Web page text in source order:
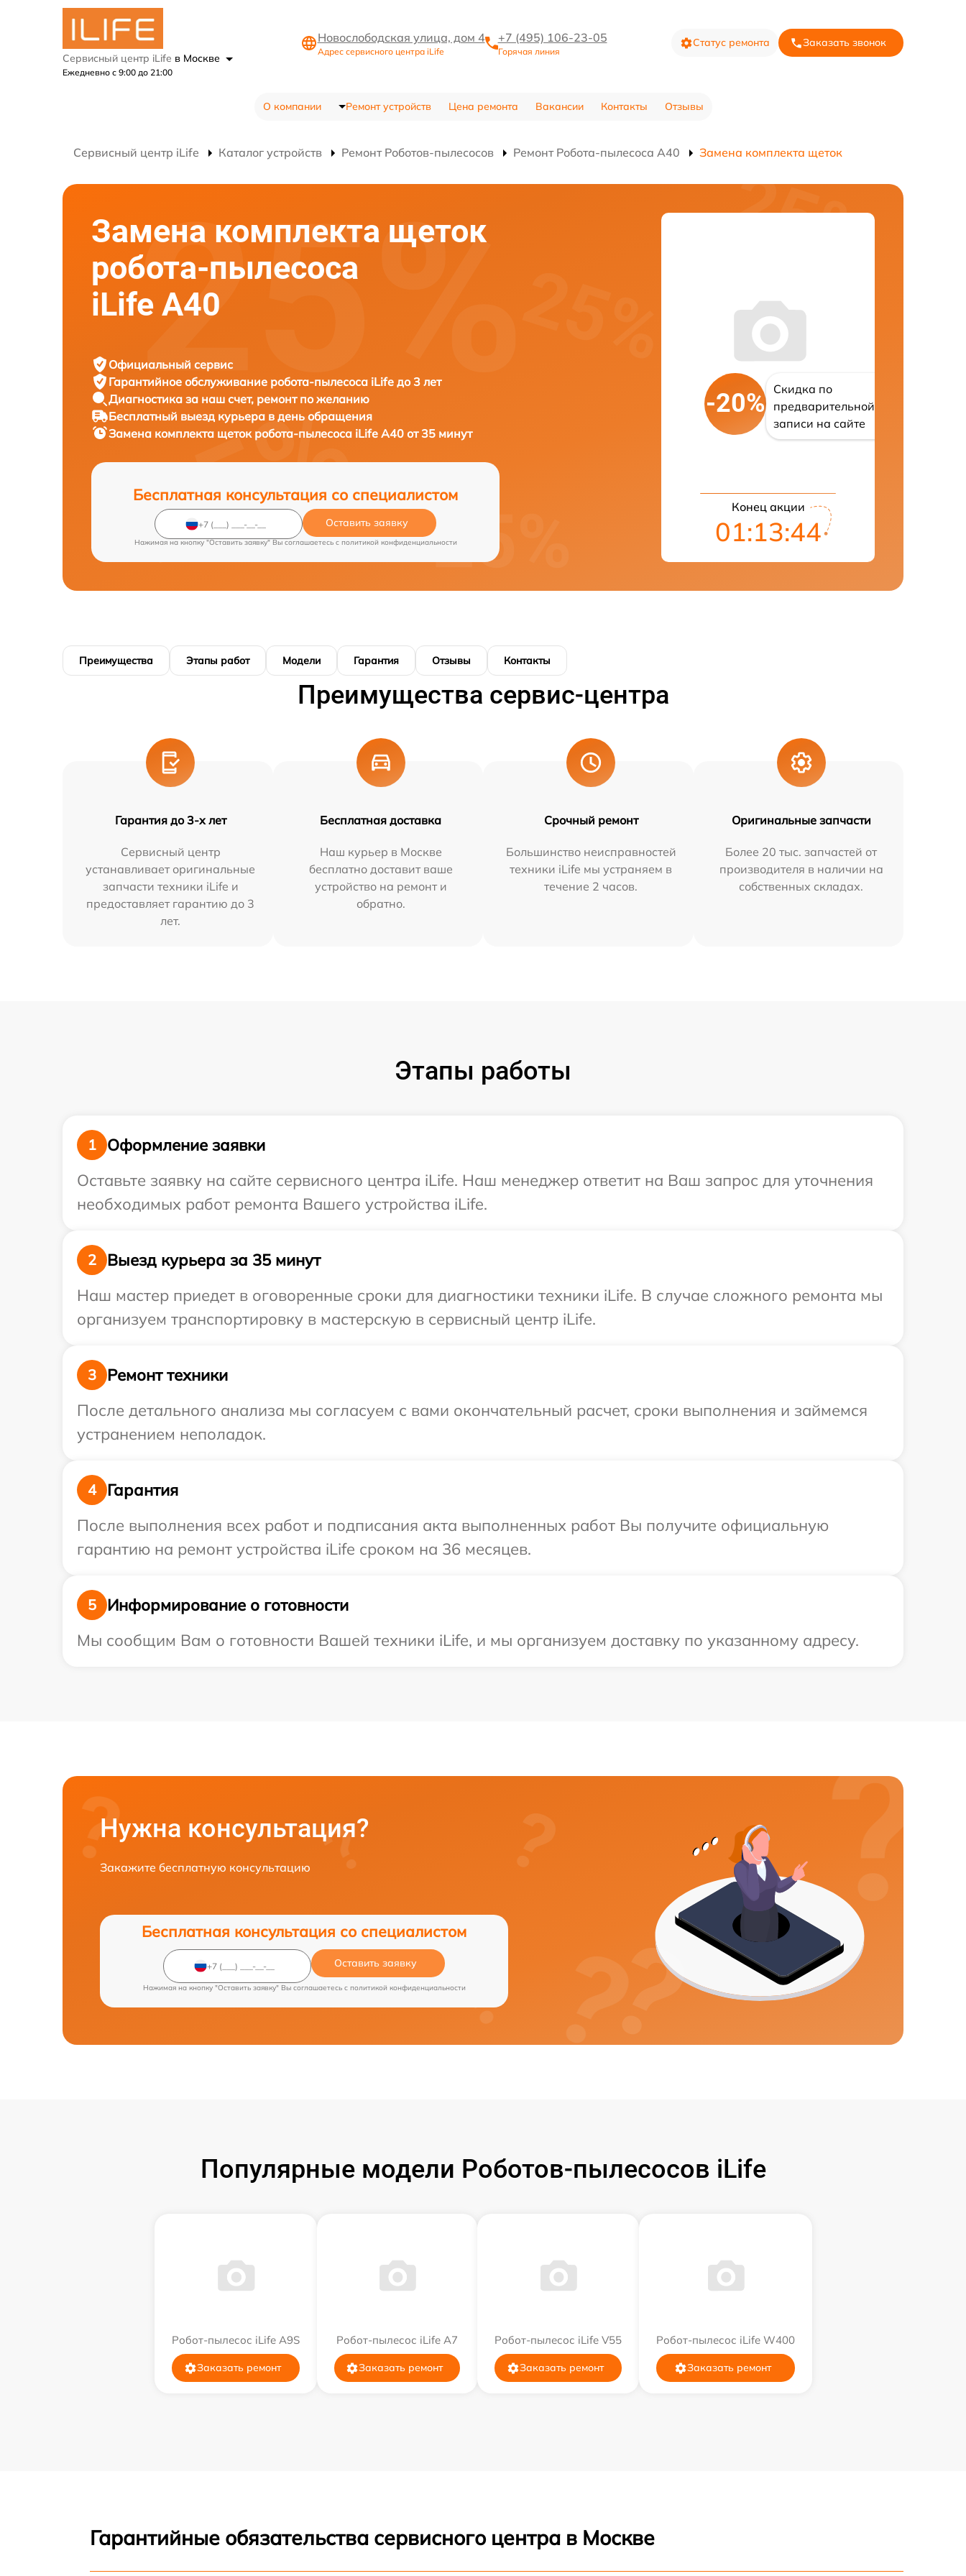
Сервисный центр iLife в Москве
Ежедневно с 9:00 до 21:00
Новослободская улица, дом 4
Адрес сервисного центра iLife
+7 (495) 106-23-05
Горячая линия
Статус ремонта Заказать звонок
О компании Ремонт устройств Цена ремонта Вакансии Контакты Отзывы
Сервисный центр iLife Каталог устройств Ремонт Роботов-пылесосов Ремонт Робота-пылесоса A40 Замена комплекта щеток
Замена комплекта щеток
робота-пылесоса
iLife A40
Официальный сервис
Гарантийное обслуживание робота-пылесоса iLife до 3 лет
Диагностика за наш счет, ремонт по желанию
Бесплатный выезд курьера в день обращения
Замена комплекта щеток робота-пылесоса iLife A40 от 35 минут
Бесплатная консультация со специалистом
Оставить заявку
Нажимая на кнопку "Оставить заявку" Вы соглашаетесь c политикой конфиденциальности
-20%
Скидка по
предварительной
записи на сайте
Конец акции
01:13:43
Преимущества Этапы работ Модели Гарантия Отзывы Контакты
Преимущества сервис-центра
Гарантия до 3-х лет
Сервисный центр
устанавливает оригинальные
запчасти техники iLife и
предоставляет гарантию до 3
лет.
Бесплатная доставка
Наш курьер в Москве
бесплатно доставит ваше
устройство на ремонт и
обратно.
Срочный ремонт
Большинство неисправностей
техники iLife мы устраняем в
течение 2 часов.
Оригинальные запчасти
Более 20 тыс. запчастей от
производителя в наличии на
собственных складах.
Этапы работы
1
Оформление заявки
Оставьте заявку на сайте сервисного центра iLife. Наш менеджер ответит на Ваш запрос для уточнения
необходимых работ ремонта Вашего устройства iLife.
2
Выезд курьера за 35 минут
Наш мастер приедет в оговоренные сроки для диагностики техники iLife. В случае сложного ремонта мы
организуем транспортировку в мастерскую в сервисный центр iLife.
3
Ремонт техники
После детального анализа мы согласуем с вами окончательный расчет, сроки выполнения и займемся
устранением неполадок.
4
Гарантия
После выполнения всех работ и подписания акта выполненных работ Вы получите официальную
гарантию на ремонт устройства iLife сроком на 36 месяцев.
5
Информирование о готовности
Мы сообщим Вам о готовности Вашей техники iLife, и мы организуем доставку по указанному адресу.
Нужна консультация?
Закажите бесплатную консультацию
Бесплатная консультация со специалистом
Оставить заявку
Нажимая на кнопку "Оставить заявку" Вы соглашаетесь c политикой конфиденциальности
Популярные модели Роботов-пылесосов iLife
Робот-пылесос iLife A9S
Заказать ремонт
Робот-пылесос iLife A7
Заказать ремонт
Робот-пылесос iLife V55
Заказать ремонт
Робот-пылесос iLife W400
Заказать ремонт
Гарантийные обязательства сервисного центра в Москве